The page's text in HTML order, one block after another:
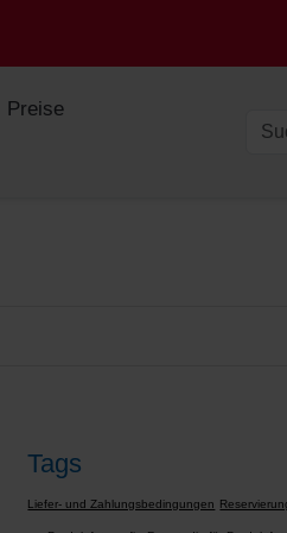
Preise
Tags
Liefer- und Zahlungsbedingungen